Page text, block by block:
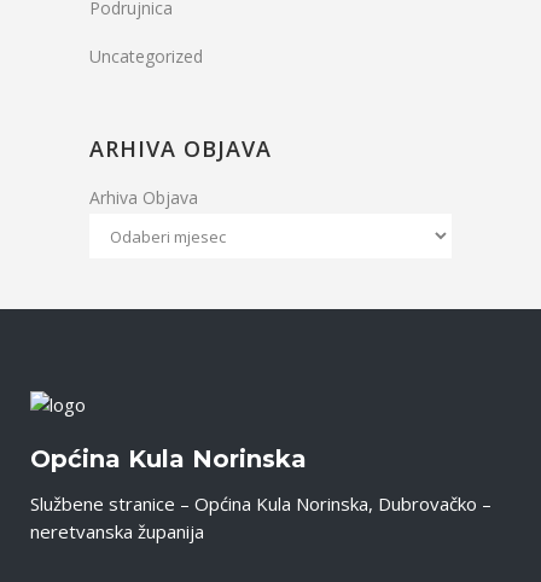
Podrujnica
Uncategorized
ARHIVA OBJAVA
Arhiva Objava
Općina Kula Norinska
Službene stranice – Općina Kula Norinska, Dubrovačko –
neretvanska županija